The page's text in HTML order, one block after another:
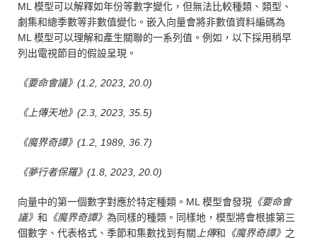
ML 模型可以解釋如年份等數字變化，但無法比較種類、類型、
劇集和總季數等非數值變化。嵌入向量會將非數值資料編碼為
ML 模型可以理解和產生關聯的一系列值。例如，以下採用稍早
列出電視節目的假設呈現。
《要命會議》(1.2, 2023, 20.0)
《上傳天地》(2.3, 2023, 35.5)
《魔界奇譚》(1.2, 1989, 36.7)
《夢行者保羅》(1.8, 2023, 20.0)
向量中的第一個數字對應於特定種類。ML 模型會發現 《要命會
議》 和 《魔界奇譚》 為同樣的種類。同樣地，模型將會根據第三
個數字、代表格式、季節和集數找到有關上傳和 《魔界奇譚》 之